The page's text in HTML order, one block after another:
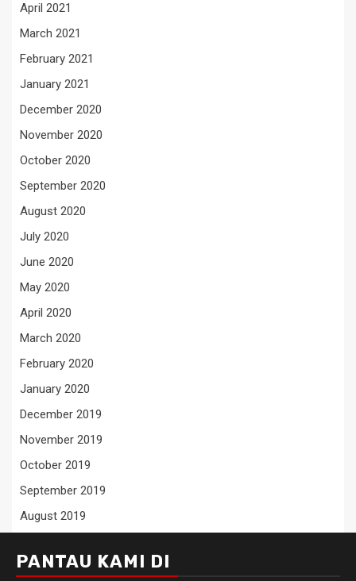
April 2021
March 2021
February 2021
January 2021
December 2020
November 2020
October 2020
September 2020
August 2020
July 2020
June 2020
May 2020
April 2020
March 2020
February 2020
January 2020
December 2019
November 2019
October 2019
September 2019
August 2019
PANTAU KAMI DI